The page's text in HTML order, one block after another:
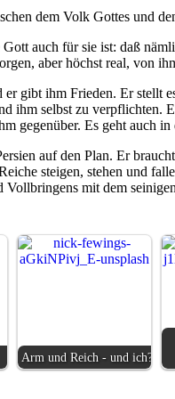
dem Volk Gottes und
auch für sie ist: daß
aber höchst real, von
gibt ihm Frieden. Er stellt
ihm selbst zu
Es geht auch
auf den Plan. Er
steigen, stehen und
mit dem
Arm und Reich - und ich?